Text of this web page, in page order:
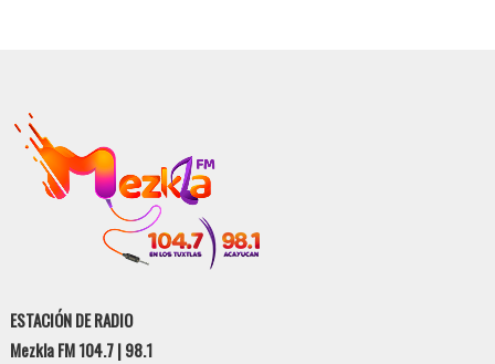
ESTACIÓN DE RADIO
Mezkla FM 104.7 | 98.1